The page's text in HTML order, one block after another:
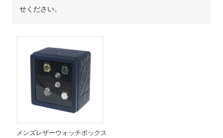
せください。
メンズレザーウォッチボックス